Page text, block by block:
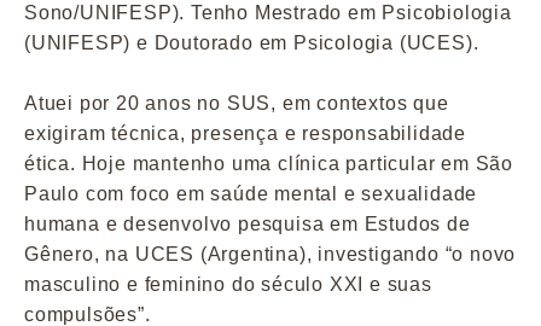
Sono/UNIFESP). Tenho Mestrado em Psicobiologia
(UNIFESP) e Doutorado em Psicologia (UCES).
Atuei por 20 anos no SUS, em contextos que
exigiram técnica, presença e responsabilidade
ética. Hoje mantenho uma clínica particular em São
Paulo com foco em saúde mental e sexualidade
humana e desenvolvo pesquisa em Estudos de
Gênero, na UCES (Argentina), investigando “o novo
masculino e feminino do século XXI e suas
compulsões”.